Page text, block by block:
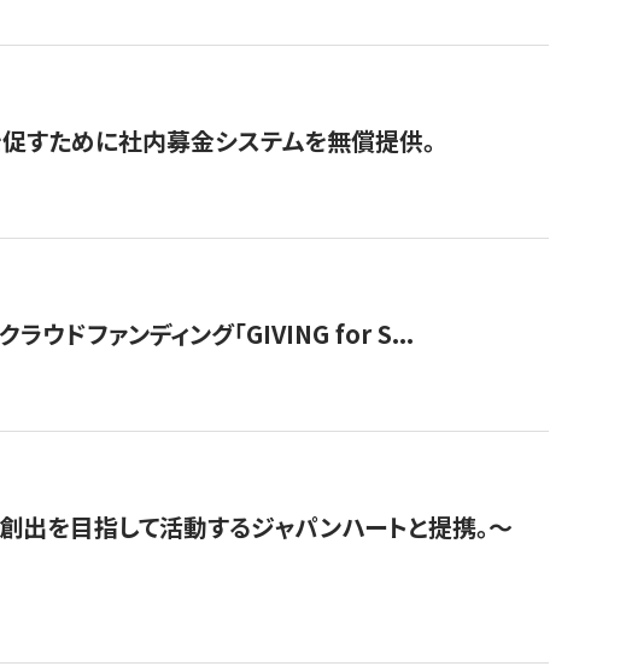
すために社内募金システムを無償提供。
ウドファンディング「GIVING for S...
を目指して活動するジャパンハートと提携。〜